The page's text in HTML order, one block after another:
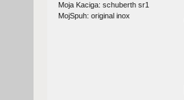
Moja Kaciga: schuberth sr1
MojSpuh: original inox